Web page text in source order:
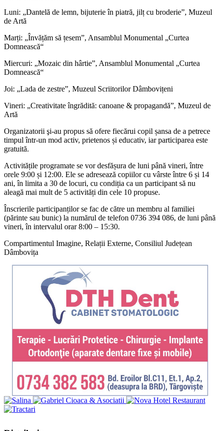
Luni: „Dantelă de lemn, bijuterie în piatră, jilț cu broderie”, Muzeul
de Artă
Marți: „Învățăm să țesem”, Ansamblul Monumental „Curtea
Domnească“
Miercuri: „Mozaic din hârtie”, Ansamblul Monumental „Curtea
Domnească“
Joi: „Lada de zestre”, Muzeul Scriitorilor Dâmbovițeni
Vineri: „Creativitate îngrădită: canoane & propagandă”, Muzeul de
Artă
Organizatorii şi-au propus să ofere fiecărui copil șansa de a petrece
timpul într-un mod activ, prietenos și educativ, iar participarea este
gratuită.
Activitățile programate se vor desfășura de luni până vineri, între
orele 9:00 și 12:00. Ele se adresează copiilor cu vârste între 6 și 14
ani, în limita a 30 de locuri, cu condiția ca un participant să nu
aleagă mai mult de 5 activități din cele 10 propuse.
Înscrierile participanților se fac de către un membru al familiei
(părinte sau bunic) la numărul de telefon 0736 394 086, de luni până
vineri, în intervalul orar 8:00 – 15:30.
Compartimentul Imagine, Relații Externe, Consiliul Județean
Dâmbovița